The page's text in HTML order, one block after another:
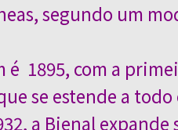
segundo um
é 1895, com a
se estende a todo
a Bienal expande